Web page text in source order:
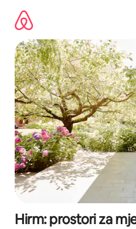
sadržaj
Hirm: prostori za